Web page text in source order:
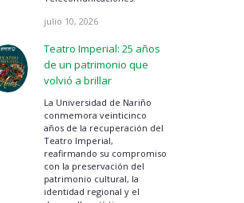
julio 10, 2026
Teatro Imperial: 25 años
de un patrimonio que
volvió a brillar
La Universidad de Nariño
conmemora veinticinco
años de la recuperación del
Teatro Imperial,
reafirmando su compromiso
con la preservación del
patrimonio cultural, la
identidad regional y el